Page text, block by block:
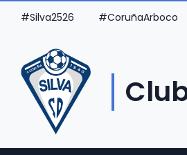
#Silva2526 #CoruñaArboco